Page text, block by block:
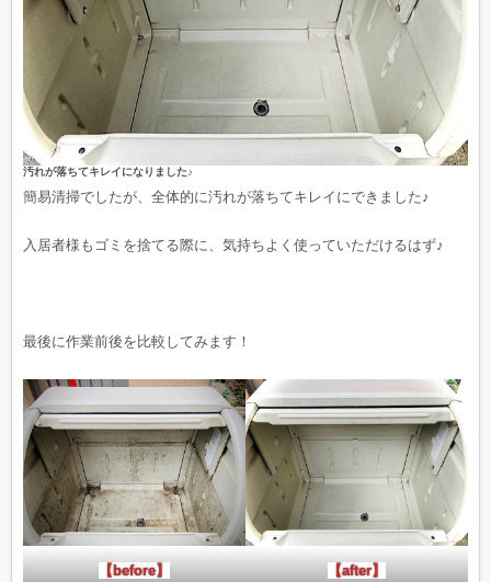
汚れが落ちてキレイになりました♪
簡易清掃でしたが、全体的に汚れが落ちてキレイにできました♪
入居者様もゴミを捨てる際に、気持ちよく使っていただけるはず♪
最後に作業前後を比較してみます！
【before】 【after】